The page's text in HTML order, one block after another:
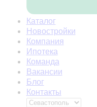
Каталог
Новостройки
Компания
Ипотека
Команда
Вакансии
Блог
Контакты